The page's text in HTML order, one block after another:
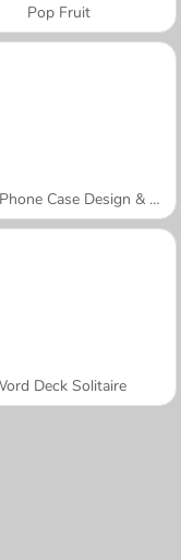
Pop Fruit
Mobile Phone Case Design & DIY
Deck Solitaire